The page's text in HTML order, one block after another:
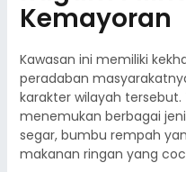
Kemayoran
Kawasan ini memiliki
peradaban
karakter wilayah tersebut.
menemukan berbagai
segar, bumbu rempah
makanan ringan yang